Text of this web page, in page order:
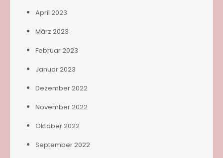
April 2023
März 2023
Februar 2023
Januar 2023
Dezember 2022
November 2022
Oktober 2022
September 2022